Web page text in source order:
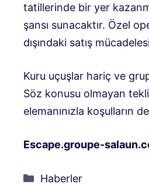
tatillerinde bir yer
şansı sunacaktır. Özel
dışındaki satış
Kuru uçuşlar hariç ve
Söz konusu olmayan
elemanınızla koşulların
Escape.groupe-
Kategoriler
Haberler